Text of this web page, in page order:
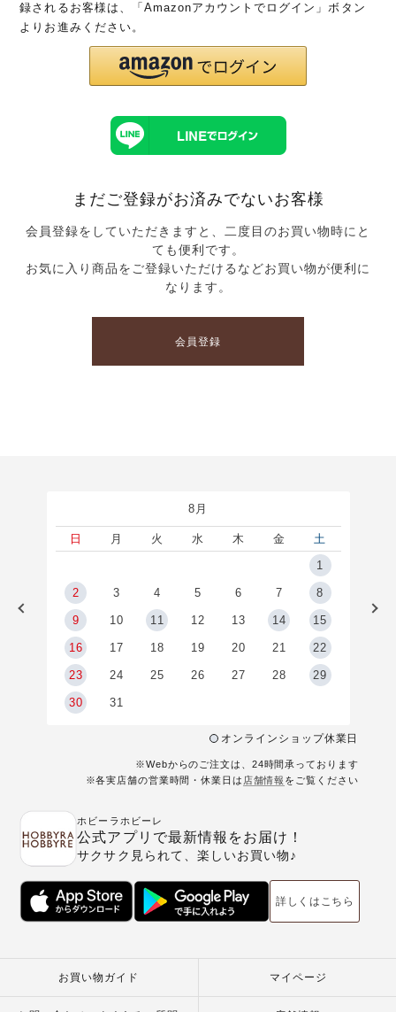
録されるお客様は、「Amazonアカウントでログイン」ボタン
よりお進みください。
まだご登録がお済みでないお客様
会員登録をしていただきますと、二度目のお買い物時にと
ても便利です。
お気に入り商品をご登録いただけるなどお買い物が便利に
なります。
会員登録
8月
日 月 火 水 木 金
土
1
2 3 4 5 6 7 8
9 10 11 12 13 14 15
16 17 18 19 20 21 22
23 24 25 26 27 28 29
30 31
オンラインショップ休業日
※Webからのご注文は、24時間承っております
※各実店舗の営業時間・休業日は 店舗情報 をご覧ください
ホビーラホビーレ
公式アプリで最新情報をお届け！
サクサク見られて、楽しいお買い物♪
詳しくはこちら
お買い物ガイド マイページ